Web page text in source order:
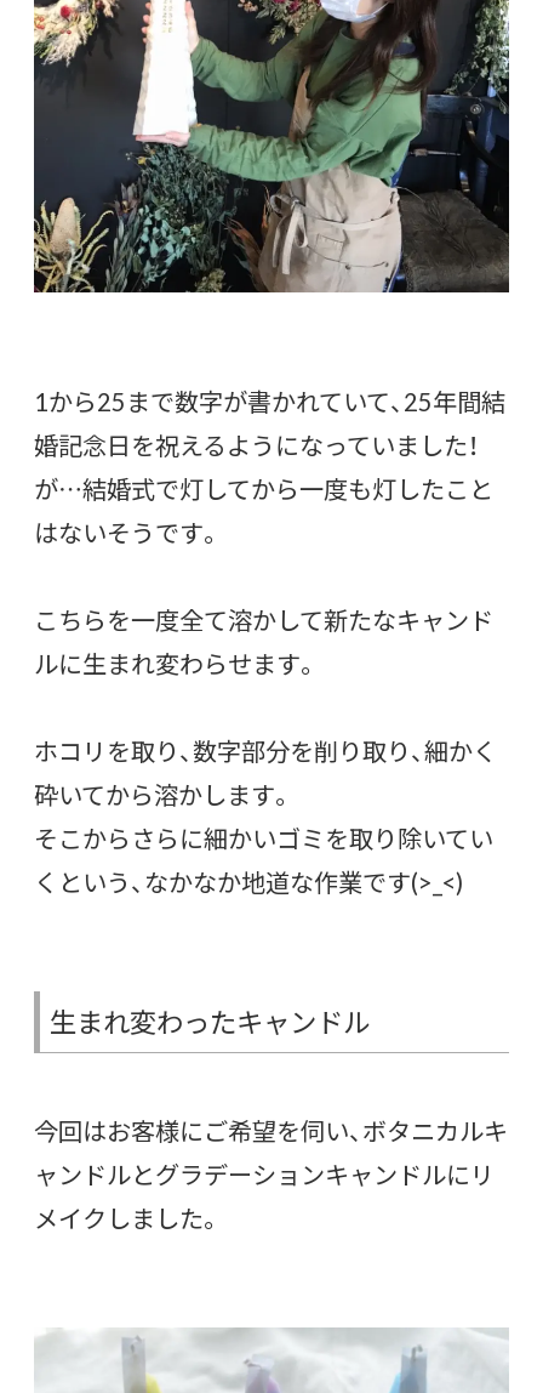
1から25まで数字が書かれていて、25年間結
婚記念日を祝えるようになっていました！
が…結婚式で灯してから一度も灯したこと
はないそうです。
こちらを一度全て溶かして新たなキャンド
ルに生まれ変わらせます。
ホコリを取り、数字部分を削り取り、細かく
砕いてから溶かします。
そこからさらに細かいゴミを取り除いてい
くという、なかなか地道な作業です(>_<)
生まれ変わったキャンドル
今回はお客様にご希望を伺い、ボタニカルキ
ャンドルとグラデーションキャンドルにリ
メイクしました。